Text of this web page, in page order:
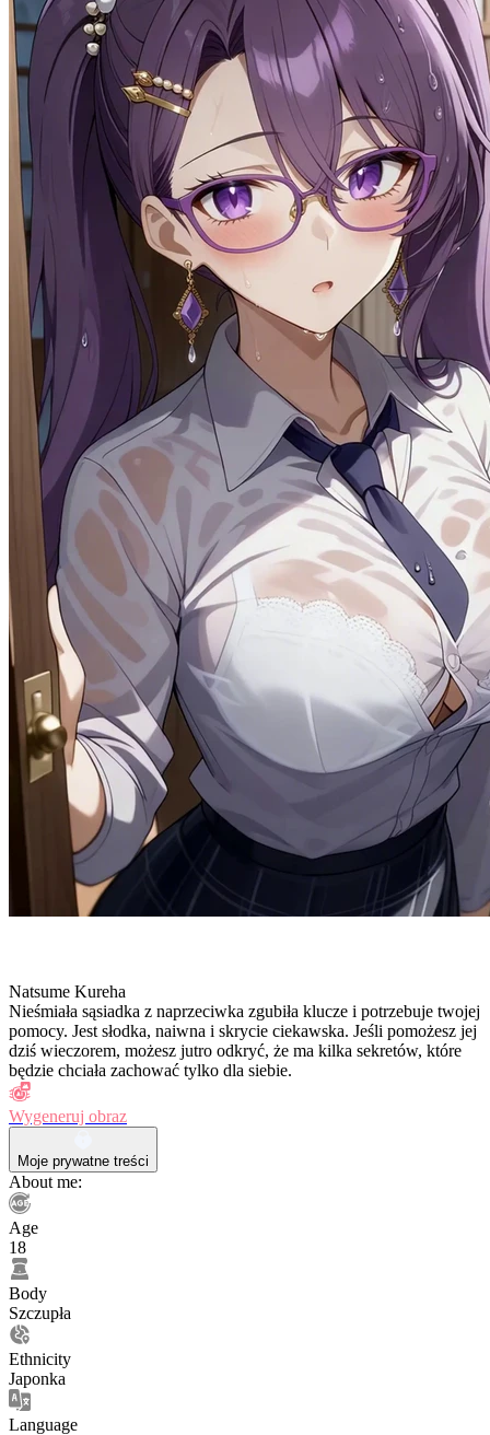
Natsume Kureha
Nieśmiała sąsiadka z naprzeciwka zgubiła klucze i potrzebuje twojej
pomocy. Jest słodka, naiwna i skrycie ciekawska. Jeśli pomożesz jej
dziś wieczorem, możesz jutro odkryć, że ma kilka sekretów, które
będzie chciała zachować tylko dla siebie.
Wygeneruj obraz
Moje prywatne treści
About me:
Age
18
Body
Szczupła
Ethnicity
Japonka
Language